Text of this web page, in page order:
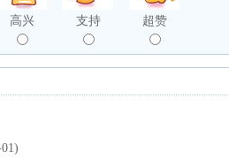
高兴 支持 超赞